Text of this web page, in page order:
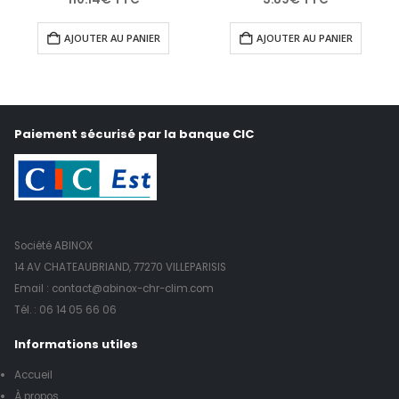
AJOUTER AU PANIER AJOUTER AU PANIER
Paiement sécurisé par la banque CIC
Société ABINOX
14 AV CHATEAUBRIAND, 77270 VILLEPARISIS
Email : contact@abinox-chr-clim.com
Tél. : 06 14 05 66 06
Informations utiles
Accueil
À propos